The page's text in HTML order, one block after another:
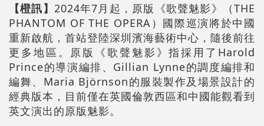
【橙訊】 2024年7月起，原版《歌聲魅影》（THE
PHANTOM OF THE OPERA）國際巡演將於中國
重新啟航，首站登陸深圳濱海藝術中心，隨後前往
更多地區。原版《歌聲魅影》指採用了Harold
Prince的導演編排、Gillian Lynne的調度編排和
編舞、Maria Björnson的服裝製作及場景設計的
經典版本，目前僅在英國倫敦西區和中國能觀看到
英文演出的原版魅影。